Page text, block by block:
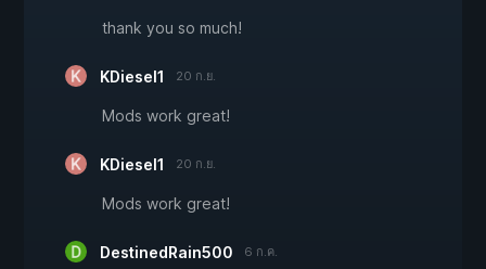
thank you so much!
KDiesel1 20 ก.ย.
Mods work great!
KDiesel1 20 ก.ย.
Mods work great!
DestinedRain500 6 ก.ค.